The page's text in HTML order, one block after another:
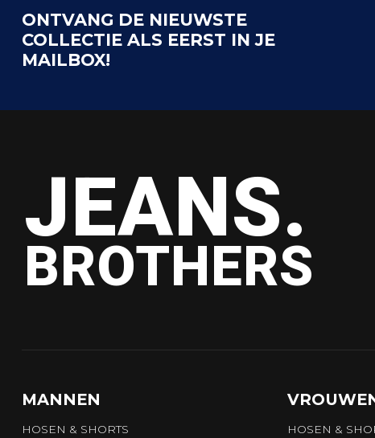
ONTVANG DE NIEUWSTE
COLLECTIE ALS EERST IN JE
MAILBOX!
JEANS.
BROTHERS
MANNEN
HOSEN & SHORTS
HOSEN &